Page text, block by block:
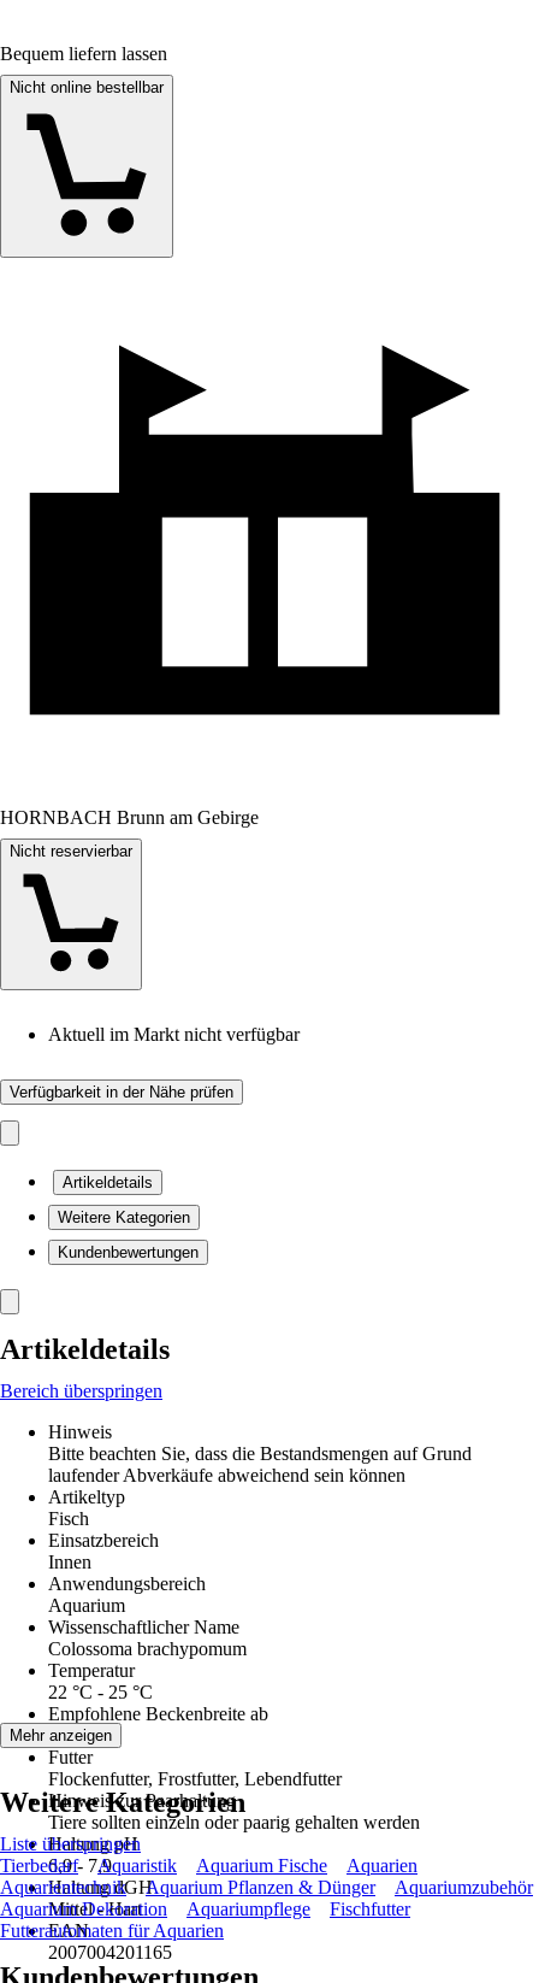
Bequem liefern lassen
Nicht online bestellbar
HORNBACH Brunn am Gebirge
Nicht reservierbar
Aktuell im Markt nicht verfügbar
Verfügbarkeit in der Nähe prüfen
Artikeldetails
Weitere Kategorien
Kundenbewertungen
Artikeldetails
Bereich überspringen
Hinweis
Bitte beachten Sie, dass die Bestandsmengen auf Grund
laufender Abverkäufe abweichend sein können
Artikeltyp
Fisch
Einsatzbereich
Innen
Anwendungsbereich
Aquarium
Wissenschaftlicher Name
Colossoma brachypomum
Temperatur
22 °C - 25 °C
Empfohlene Beckenbreite ab
60 cm
Futter
Flockenfutter, Frostfutter, Lebendfutter
Hinweis zur Paarhaltung
Tiere sollten einzeln oder paarig gehalten werden
Haltung pH
6,9 - 7,9
Haltung dGH
Mittel - Hart
EAN
2007004201165
Mehr anzeigen
Weitere Kategorien
Liste überspringen
Tierbedarf
Aquaristik Aquarium Fische
Aquarien
Aquarientechnik
Aquarium Pflanzen & Dünger
Aquariumzubehör
Aquarium Dekoration
Aquariumpflege
Fischfutter
Futterautomaten für Aquarien